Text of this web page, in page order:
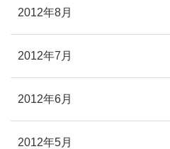
2012年8月
2012年7月
2012年6月
2012年5月